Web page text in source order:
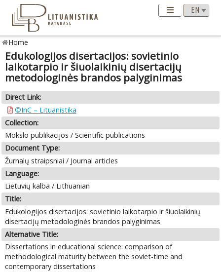
Home
Edukologijos disertacijos: sovietinio
laikotarpio ir šiuolaikinių disertacijų
metodologinės brandos palyginimas
Direct Link:
©InC – Lituanistika
Collection:
Mokslo publikacijos / Scientific publications
Document Type:
Žurnalų straipsniai / Journal articles
Language:
Lietuvių kalba / Lithuanian
Title:
Edukologijos disertacijos: sovietinio laikotarpio ir šiuolaikinių
disertacijų metodologinės brandos palyginimas
Alternative Title:
Dissertations in educational science: comparison of
methodological maturity between the soviet-time and
contemporary dissertations